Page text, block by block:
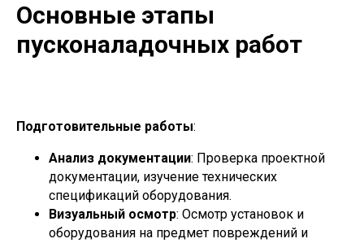
Основные этапы
пусконаладочных работ
Подготовительные работы:
Анализ документации: Проверка проектной
документации, изучение технических
спецификаций оборудования.
Визуальный осмотр: Осмотр установок и
оборудования на предмет повреждений и